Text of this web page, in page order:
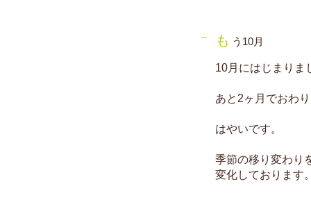
も う10月
10月にはじまりま
あと2ヶ月でおわ
はやいです。
季節の移り変わり
変化しております